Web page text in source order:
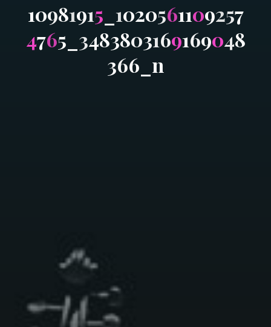
10981915 1020561109257
4765 3483803169169048
366 n